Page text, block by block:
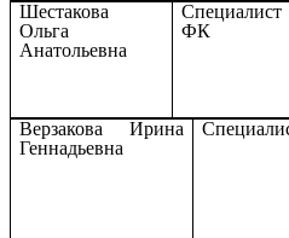
Шестакова
Ольга
Анатольевна
ФК
Верзакова Ирина
Геннадьевна